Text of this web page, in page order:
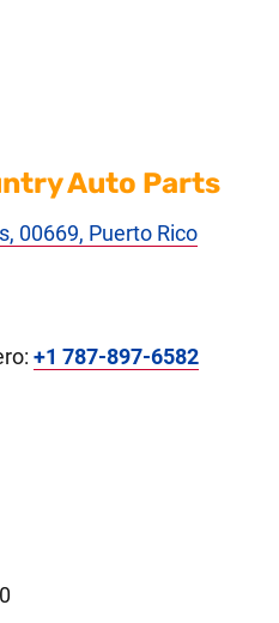
Auto Parts
00669, Puerto Rico
+1 787-897-6582